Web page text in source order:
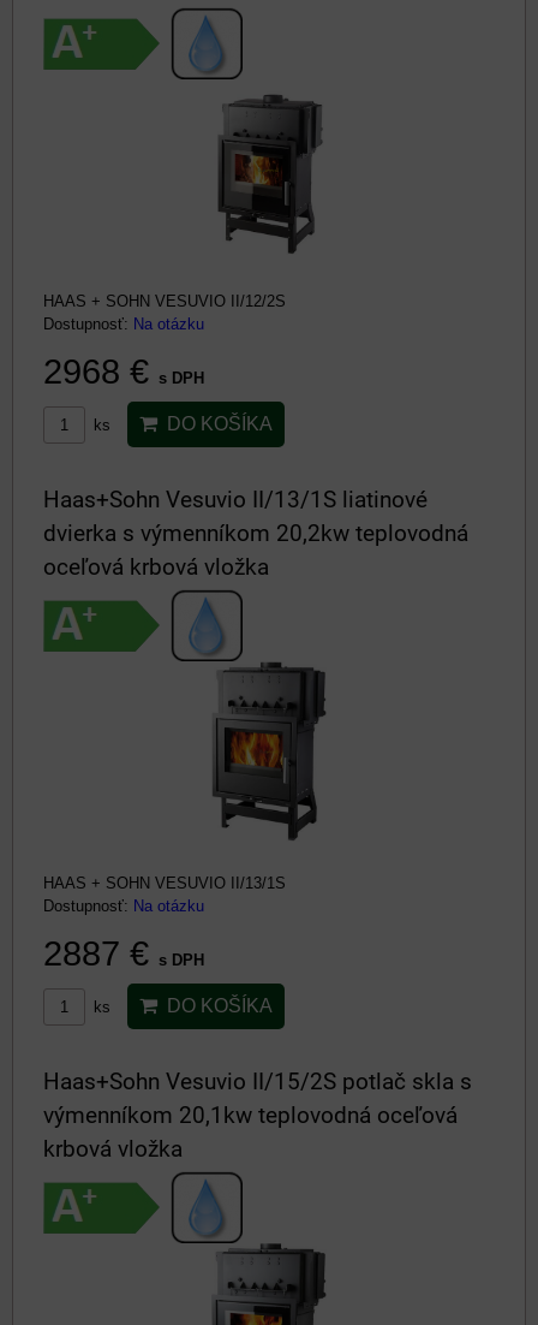
HAAS + SOHN VESUVIO II/12/2S
Dostupnosť: Na otázku
2968 € s DPH
ks DO KOŠÍKA
Haas+Sohn Vesuvio II/13/1S liatinové
dvierka s výmenníkom 20,2kw teplovodná
oceľová krbová vložka
HAAS + SOHN VESUVIO II/13/1S
Dostupnosť: Na otázku
2887 € s DPH
ks DO KOŠÍKA
Haas+Sohn Vesuvio II/15/2S potlač skla s
výmenníkom 20,1kw teplovodná oceľová
krbová vložka